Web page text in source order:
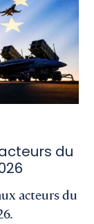
du
acteurs du